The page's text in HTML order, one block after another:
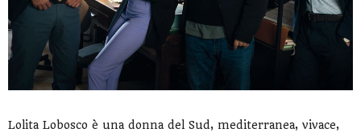
Lolita Lobosco è una donna del Sud, mediterranea, vivace,